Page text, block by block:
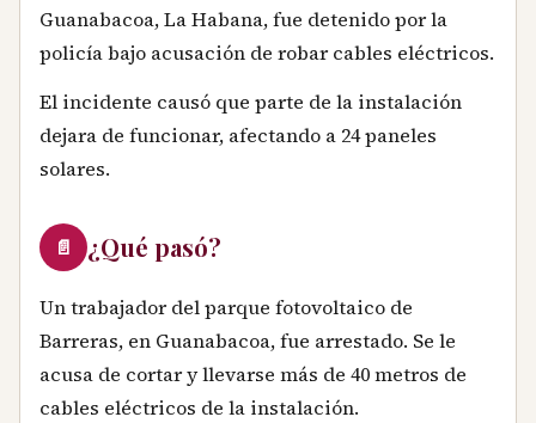
Guanabacoa, La Habana, fue detenido por la
policía bajo acusación de robar cables eléctricos.
El incidente causó que parte de la instalación
dejara de funcionar, afectando a 24 paneles
solares.
📄 ¿Qué pasó?
Un trabajador del parque fotovoltaico de
Barreras, en Guanabacoa, fue arrestado. Se le
acusa de cortar y llevarse más de 40 metros de
cables eléctricos de la instalación.